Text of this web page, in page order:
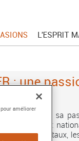
L'ESPRIT
: une
partage sa
locale et
beaux métaux,
améliorer